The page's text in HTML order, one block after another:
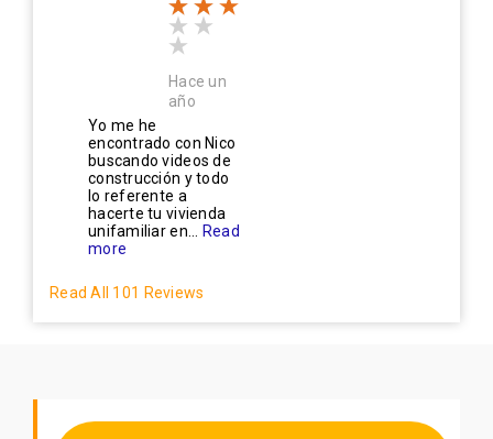
Hace un
año
Yo me he
encontrado con Nico
buscando videos de
construcción y todo
lo referente a
hacerte tu vivienda
unifamiliar en...
Read
more
Read All 101 Reviews